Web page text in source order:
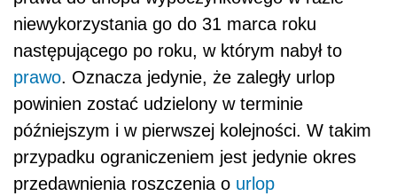
niewykorzystania go do 31 marca roku
następującego po roku, w którym nabył to
prawo. Oznacza jedynie, że zaległy urlop
powinien zostać udzielony w terminie
późniejszym i w pierwszej kolejności. W takim
przypadku ograniczeniem jest jedynie okres
przedawnienia roszczenia o urlop